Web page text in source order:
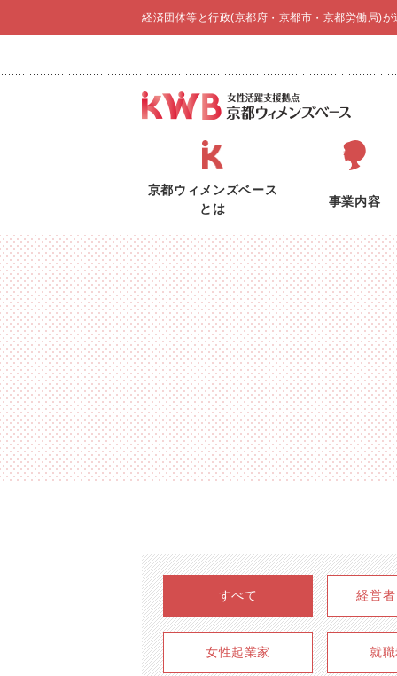
経済団体等と行政(京都府・京都市・京都労働局)
京都ウィメンズベース
とは
事業内容
すべて 経営
女性起業家 就